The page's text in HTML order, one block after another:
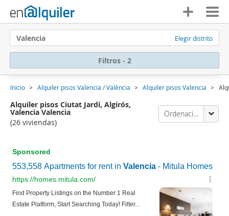
Valencia Elegir distrito
Filtros - 2
Inicio Alquiler pisos Valencia / València Alquiler pisos Valencia
Alquiler pisos Ciutat Jardí, Algirós,
Valencia Valencia
(26 viviendas)
Ordenación Enalquiler